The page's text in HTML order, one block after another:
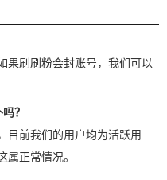
果刷刷粉会封账号，我们可以
？
目前我们的用户均为活跃用
属正常情况。